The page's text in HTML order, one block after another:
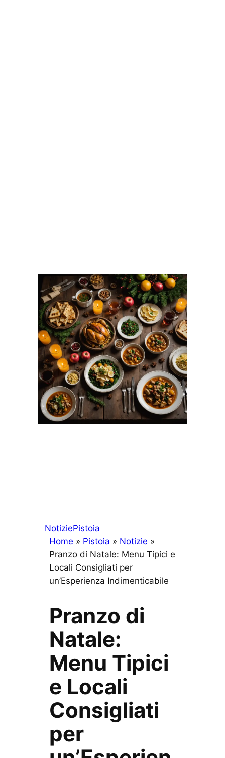
NotiziePistoia
Home » Pistoia » Notizie »
Pranzo di Natale: Menu Tipici e
Locali Consigliati per
un’Esperienza Indimenticabile
Pranzo di
Natale:
Menu Tipici
e Locali
Consigliati
per